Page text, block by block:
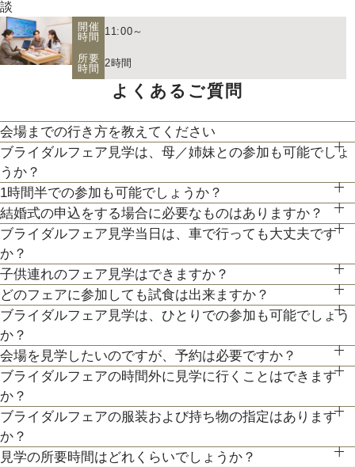
お二人の希望に合わせた挙式のスタイル（挙式のみ、披露宴、
パーティー等）や予算に応じたプランニングをさせていただき
ます。
人気のテーマやトレンドを取り入れたアイディアをご紹介。
【北海道フレンチ】北海道の契約生産者さん直送の食材を使
用。アーティストのライブやイベントでもケータリング実績を
持つ貴田岡シェフの試食をお楽しみください！
最新のトレンドコーディネート体験が可能。
個性やテーマに合わせて素敵な空間を作り上げます！ウェディ
ングのテーマやお二人のこだわりを反映させたオリジナルの会
場コーディネートをお楽しみください。
200年の歴史ある厳かな雰囲気に包まれる大聖堂で、結婚式の
真髄を感じていただける見学ツアー。広大な空間と圧倒的な美
しさを誇る大聖堂で、神聖な儀式が執り行われる特別な場所
を、ぜひ実際にご体感ください♪
３Dプロジェクションマッピングを始め、先輩カップル絶賛の
最先端のウェディング演出の数々をご紹介。ゲストと楽しむ演
出、お姫様のように注目される演出、あなたの理想にあったも
のをご提案します。
談
開催
時間
11:00～
所要
時間
2時間
よくあるご質問
会場までの行き方を教えてください
●お車でお越しの方へ JR札幌駅から約15分 地下鉄西28丁
目から約3分
●交通機関をご利用の方へ 地下鉄東西線「西28丁目」駅下
車 2番出口より徒歩約15分となっております。
ブライダルフェア見学は、母／姉妹との参加も可能でしょ
うか？
もちろん可能です。親御様やご家族との参加も歓迎しておりま
す。
1時間半での参加も可能でしょうか？
通常、会場見学と試食で3時間程となります。時間内で必要な
ご案内にてご対応させて頂きます。
結婚式の申込をする場合に必要なものはありますか？
お内金と印鑑をお持ちいただいております。都度、プランナー
よりご案内させて頂きますのでご安心ください。
ブライダルフェア見学当日は、車で行っても大丈夫です
か？
お車でお越しいただいても大丈夫です。その際は、会場併設の
無料駐車場をご利用下さい。
子供連れのフェア見学はできますか？
もちろん可能です。授乳室等もご用意しておりますのでご安心
ください。
また、お子様連れでのご来館が不安な場合は、オンライン相談
フェアもご検討下さい。
どのフェアに参加しても試食は出来ますか？
「試食」マークのついているフェアにて、シェフ厳選料理の無
料試食を行っております。
ブライダルフェア見学は、ひとりでの参加も可能でしょう
か？
もちろん可能です。おひとり様でのご見学も歓迎しておりま
す。
会場を見学したいのですが、予約は必要ですか？
予約制ではございませんが、予約の方優先でご案内をしており
ます。
事前にご予約頂けますとご希望の日時に見学確実かと存じます
ので、ブライダルフェアページより予約、またはお電話にてお
ブライダルフェアの時間外に見学に行くことはできます
か？
ブライダルフェア開催時間帯での参加が難しい場合は、お電話
にてお気軽にご相談下さい。
ブライダルフェアの服装および持ち物の指定はあります
か？
特に指定はございません。服装は普段着でお気軽にお越しくだ
見学の所要時間はどれくらいでしょうか？